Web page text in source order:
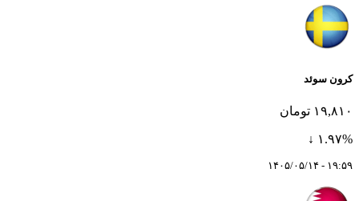
کرون سوئد
۱۹,۸۱۰ تومان
۱.۹۷% ↓
۱۹:۵۹ - ۱۴۰۵/۰۵/۱۴